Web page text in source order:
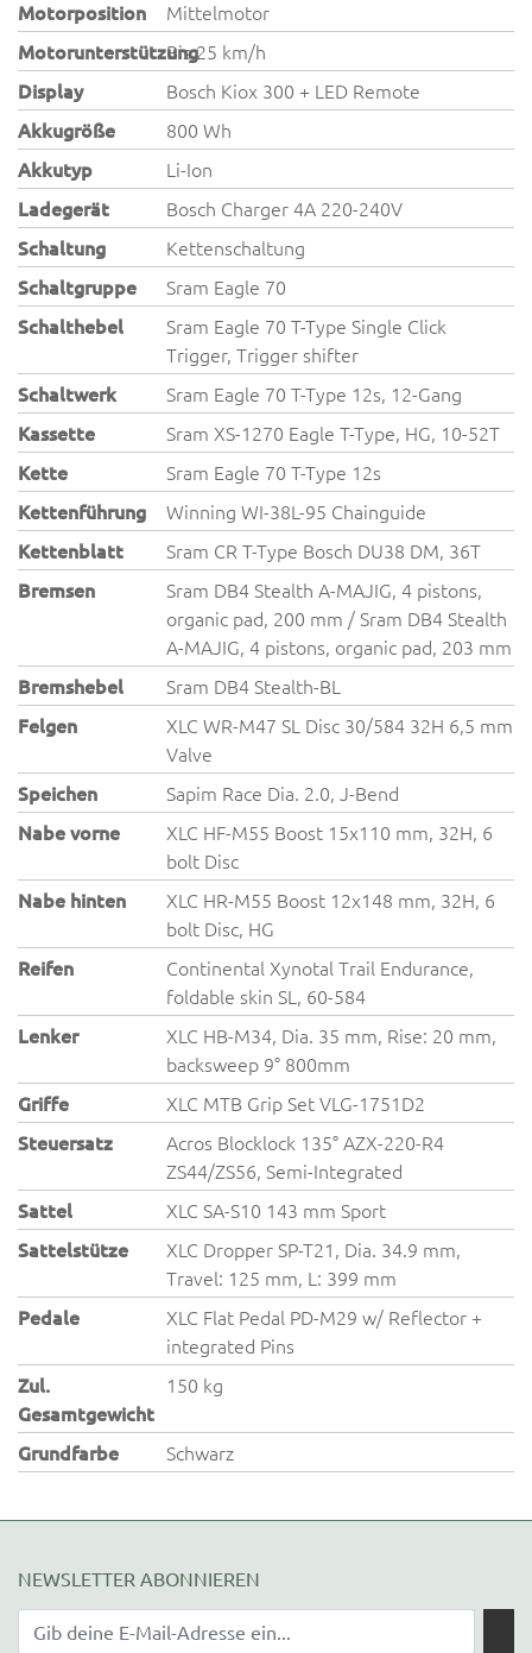
Motorposition
Mittelmotor
MotorunterstützungBis 25 km/h
Display
Bosch Kiox 300 + LED Remote
Akkugröße
800 Wh
Akkutyp
Li-Ion
Ladegerät
Bosch Charger 4A 220-240V
Schaltung
Kettenschaltung
Schaltgruppe
Sram Eagle 70
Schalthebel
Sram Eagle 70 T-Type Single Click
Trigger, Trigger shifter
Schaltwerk
Sram Eagle 70 T-Type 12s, 12-Gang
Kassette
Sram XS-1270 Eagle T-Type, HG, 10-52T
Kette
Sram Eagle 70 T-Type 12s
Kettenführung
Winning WI-38L-95 Chainguide
Kettenblatt
Sram CR T-Type Bosch DU38 DM, 36T
Bremsen
Sram DB4 Stealth A-MAJIG, 4 pistons,
organic pad, 200 mm / Sram DB4 Stealth
A-MAJIG, 4 pistons, organic pad, 203 mm
Bremshebel
Sram DB4 Stealth-BL
Felgen
XLC WR-M47 SL Disc 30/584 32H 6,5 mm
Valve
Speichen
Sapim Race Dia. 2.0, J-Bend
Nabe vorne
XLC HF-M55 Boost 15x110 mm, 32H, 6
bolt Disc
Nabe hinten
XLC HR-M55 Boost 12x148 mm, 32H, 6
bolt Disc, HG
Reifen
Continental Xynotal Trail Endurance,
foldable skin SL, 60-584
Lenker
XLC HB-M34, Dia. 35 mm, Rise: 20 mm,
backsweep 9° 800mm
Griffe
XLC MTB Grip Set VLG-1751D2
Steuersatz
Acros Blocklock 135° AZX-220-R4
ZS44/ZS56, Semi-Integrated
Sattel
XLC SA-S10 143 mm Sport
Sattelstütze
XLC Dropper SP-T21, Dia. 34.9 mm,
Travel: 125 mm, L: 399 mm
Pedale
XLC Flat Pedal PD-M29 w/ Reflector +
integrated Pins
Zul.
Gesamtgewicht
150 kg
Grundfarbe Schwarz
NEWSLETTER ABONNIEREN